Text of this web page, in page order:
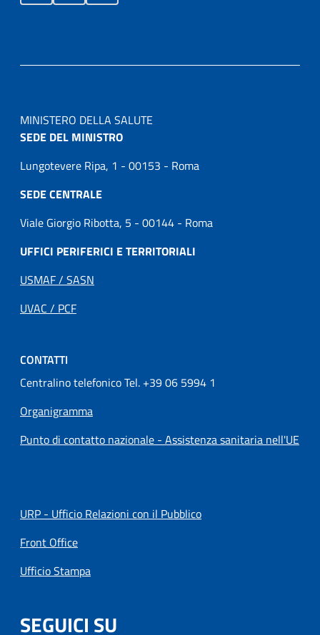
MINISTERO DELLA SALUTE
SEDE DEL MINISTRO
Lungotevere Ripa, 1 - 00153 - Roma
SEDE CENTRALE
Viale Giorgio Ribotta, 5 - 00144 - Roma
UFFICI PERIFERICI E TERRITORIALI
USMAF / SASN
UVAC / PCF
CONTATTI
Centralino telefonico Tel. +39 06 5994 1
Organigramma
Punto di contatto nazionale - Assistenza sanitaria nell'UE
URP - Ufficio Relazioni con il Pubblico
Front Office
Ufficio Stampa
SEGUICI SU